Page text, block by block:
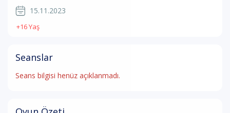
15.11.2023
+16 Yaş
Seanslar
Seans bilgisi henüz açıklanmadı.